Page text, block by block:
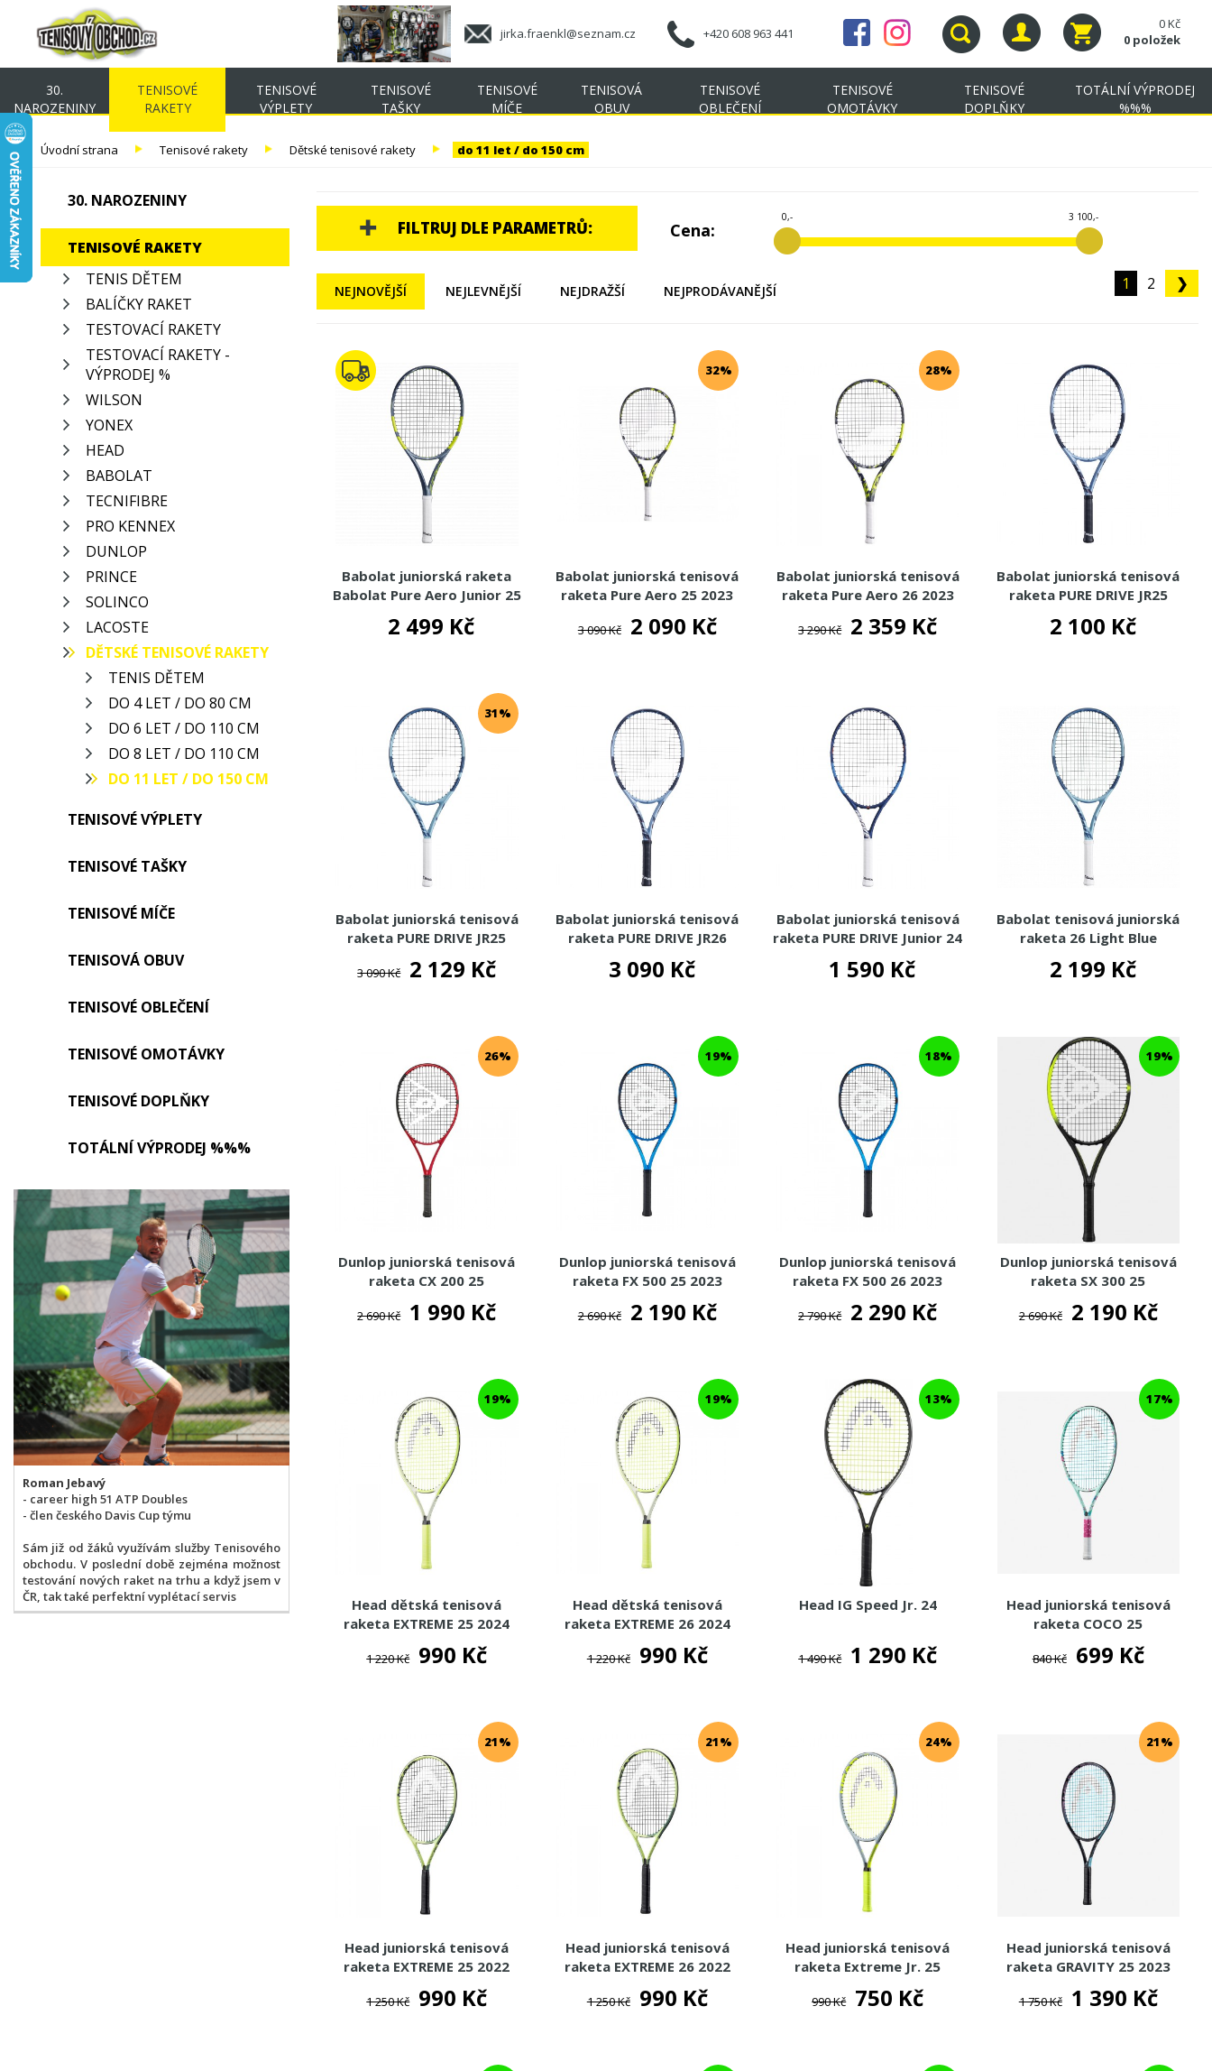
jirka.fraenkl@seznam.cz +420 608 963 441
0 Kč
0 položek
30.
NAROZENINY
TENISOVÉ
RAKETY
TENISOVÉ
VÝPLETY
TENISOVÉ
TAŠKY
TENISOVÉ
MÍČE
TENISOVÁ
OBUV
TENISOVÉ
OBLEČENÍ
TENISOVÉ
OMOTÁVKY
TENISOVÉ
DOPLŇKY
TOTÁLNÍ VÝPRODEJ
%%%
Úvodní strana Tenisové rakety Dětské tenisové rakety do 11 let / do 150 cm
30. NAROZENINY
TENISOVÉ RAKETY
TENIS DĚTEM
BALÍČKY RAKET
TESTOVACÍ RAKETY
TESTOVACÍ RAKETY -
VÝPRODEJ %
WILSON
YONEX
HEAD
BABOLAT
TECNIFIBRE
PRO KENNEX
DUNLOP
PRINCE
SOLINCO
LACOSTE
DĚTSKÉ TENISOVÉ RAKETY
TENIS DĚTEM
DO 4 LET / DO 80 CM
DO 6 LET / DO 110 CM
DO 8 LET / DO 110 CM
DO 11 LET / DO 150 CM
TENISOVÉ VÝPLETY
TENISOVÉ TAŠKY
TENISOVÉ MÍČE
TENISOVÁ OBUV
TENISOVÉ OBLEČENÍ
TENISOVÉ OMOTÁVKY
TENISOVÉ DOPLŇKY
TOTÁLNÍ VÝPRODEJ %%%
Roman Jebavý
- career high 51 ATP Doubles
- člen českého Davis Cup týmu
Sám již od žáků využívám služby Tenisového
obchodu. V poslední době zejména možnost
testování nových raket na trhu a když jsem v
ČR, tak také perfektní vyplétací servis
FILTRUJ DLE PARAMETRŮ: Cena:
0,- 3 100,-
1 2 ❯
NEJNOVĚJŠÍ NEJLEVNĚJŠÍ NEJDRAŽŠÍ NEJPRODÁVANĚJŠÍ
Babolat juniorská raketa
Babolat Pure Aero Junior 25
2 499 Kč
32%
Babolat juniorská tenisová
raketa Pure Aero 25 2023
3 090 Kč 2 090 Kč
28%
Babolat juniorská tenisová
raketa Pure Aero 26 2023
3 290 Kč 2 359 Kč
Babolat juniorská tenisová
raketa PURE DRIVE JR25
2 100 Kč
31%
Babolat juniorská tenisová
raketa PURE DRIVE JR25
3 090 Kč 2 129 Kč
Babolat juniorská tenisová
raketa PURE DRIVE JR26
3 090 Kč
Babolat juniorská tenisová
raketa PURE DRIVE Junior 24
1 590 Kč
Babolat tenisová juniorská
raketa 26 Light Blue
2 199 Kč
26%
Dunlop juniorská tenisová
raketa CX 200 25
2 690 Kč 1 990 Kč
19%
Dunlop juniorská tenisová
raketa FX 500 25 2023
2 690 Kč 2 190 Kč
18%
Dunlop juniorská tenisová
raketa FX 500 26 2023
2 790 Kč 2 290 Kč
19%
Dunlop juniorská tenisová
raketa SX 300 25
2 690 Kč 2 190 Kč
19%
Head dětská tenisová
raketa EXTREME 25 2024
1 220 Kč 990 Kč
19%
Head dětská tenisová
raketa EXTREME 26 2024
1 220 Kč 990 Kč
13%
Head IG Speed Jr. 24
1 490 Kč 1 290 Kč
17%
Head juniorská tenisová
raketa COCO 25
840 Kč 699 Kč
21%
Head juniorská tenisová
raketa EXTREME 25 2022
1 250 Kč 990 Kč
21%
Head juniorská tenisová
raketa EXTREME 26 2022
1 250 Kč 990 Kč
24%
Head juniorská tenisová
raketa Extreme Jr. 25
990 Kč 750 Kč
21%
Head juniorská tenisová
raketa GRAVITY 25 2023
1 750 Kč 1 390 Kč